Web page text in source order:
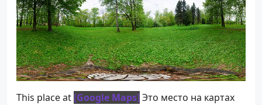
This place at [Google Maps] Это место на картах